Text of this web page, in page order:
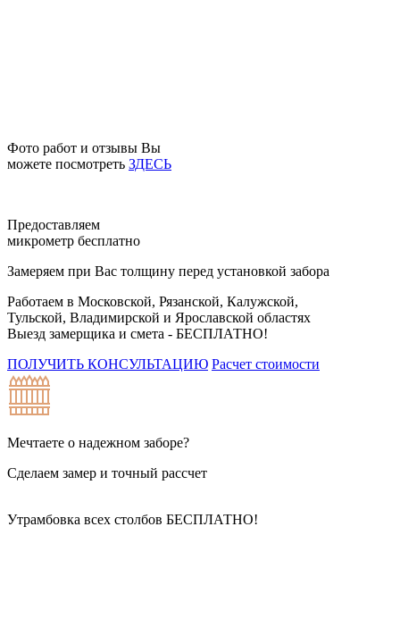
Фото работ и отзывы Вы
можете посмотреть ЗДЕСЬ
Предоставляем
микрометр бесплатно
Замеряем при Вас толщину перед установкой забора
Работаем в Московской, Рязанской, Калужской,
Тульской, Владимирской и Ярославской областях
Выезд замерщика и смета - БЕСПЛАТНО!
ПОЛУЧИТЬ КОНСУЛЬТАЦИЮ Расчет стоимости
Мечтаете о надежном заборе?
Сделаем замер и точный рассчет
Утрамбовка всех столбов БЕСПЛАТНО!